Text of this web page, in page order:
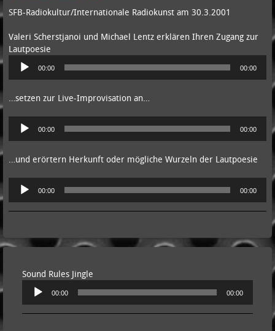
SFB-Radiokultur/Internationale Radiokunst am 30.3.2001
Valeri Scherstjanoi und Michael Lentz erklären Ihren Zugang zur
Lautpoesie
Audio-
Player
00:00 00:00
…setzen zur Live-Improvisation an…
Audio-
Player
00:00 00:00
…und erörtern Herkunft oder mögliche Wurzeln der Lautpoesie
Audio-
Player
00:00 00:00
Sound Rules Jingle
Audio-
Player
00:00 00:00